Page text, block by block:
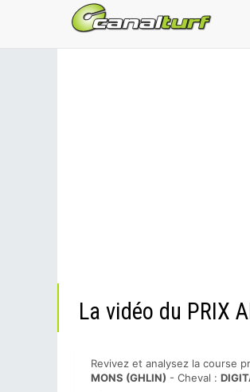
La vidéo du PRIX
Revivez et analysez la course
MONS (GHLIN) - Cheval :